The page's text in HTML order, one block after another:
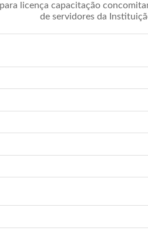
licença capacitação
de servidores da